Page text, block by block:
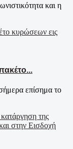
και η
επίσημα το